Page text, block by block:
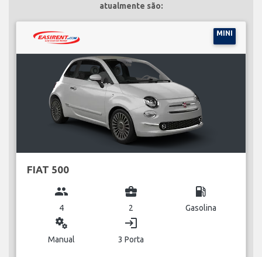
atualmente são:
MINI
FIAT 500
group
4
business_center
2
local_gas_station
Gasolina
miscellaneous_services
Manual
login
3 Porta